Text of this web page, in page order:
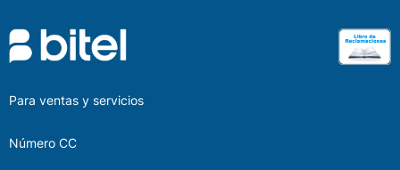
Para ventas y servicios
Número CC